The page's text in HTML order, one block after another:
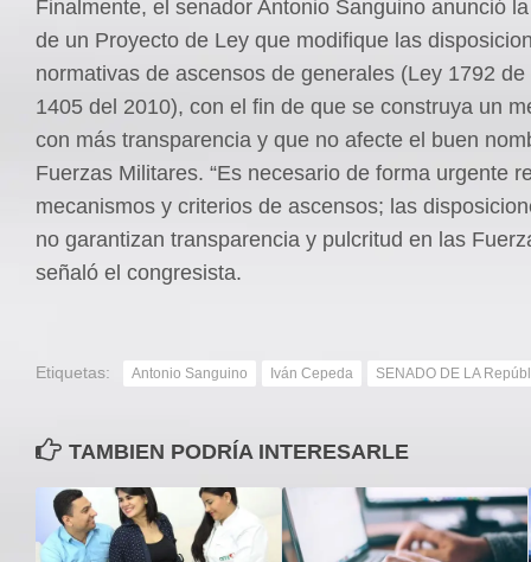
Finalmente, el senador Antonio Sanguino anunció
de un Proyecto de Ley que modifique las
normativas de ascensos de generales (Ley 1792
1405 del 2010), con el fin de que se construya un
con más transparencia y que no afecte el buen
Fuerzas Militares. “Es necesario de forma urgente
mecanismos y criterios de ascensos; las
no garantizan transparencia y pulcritud en las
señaló el congresista.
Etiquetas: Antonio Sanguino Iván Cepeda SENADO DE LA
TAMBIEN PODRÍA INTERESARLE